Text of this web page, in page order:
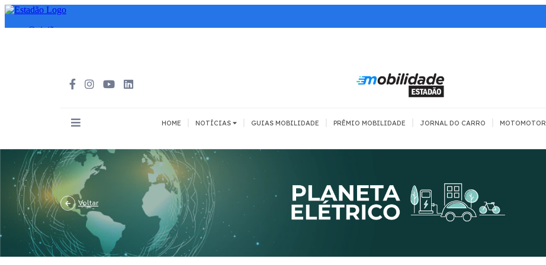
HOME NOTÍCIAS
INOVAÇÃO
Todos
MEIOS DE TRANSPORTE
Cargas
Carro
Todos
Trânsito
Dia a dia
Empreender
GUIAS MOBILIDADE PRÊMIO MOBILIDADE JORNAL DO CARRO MOTOMOTOR
Voltar